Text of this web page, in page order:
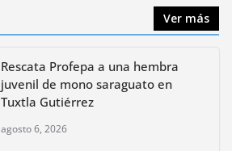
Ver más
Rescata Profepa a una hembra
juvenil de mono saraguato en
Tuxtla Gutiérrez
agosto 6, 2026